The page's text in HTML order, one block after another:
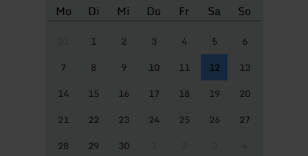
Mo Di Mi Do Fr Sa So
1 2 3 4 5
6
7
8 9 10 11 12
13
14
15 16 17 18 19
20
21
22 23 24 25 26
27
28
29 30